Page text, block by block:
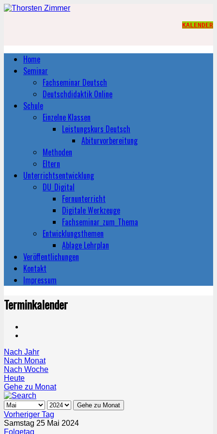
KALENDER
Home
Seminar
Fachseminar Deutsch
Deutschdidaktik Online
Schule
Einzelne Klassen
Leistungskurs Deutsch
Abiturvorbereitung
Methoden
Eltern
Unterrichtsentwicklung
DU_Digital
Fernunterricht
Digitale Werkzeuge
Fachseminar_zum_Thema
Entwicklungsthemen
Ablage Lehrplan
Veröffentlichungen
Kontakt
Impressum
Terminkalender
Nach Jahr
Nach Monat
Nach Woche
Heute
Gehe zu Monat
Gehe zu Monat
Vorheriger Tag
Samstag 25 Mai 2024
Folgetag